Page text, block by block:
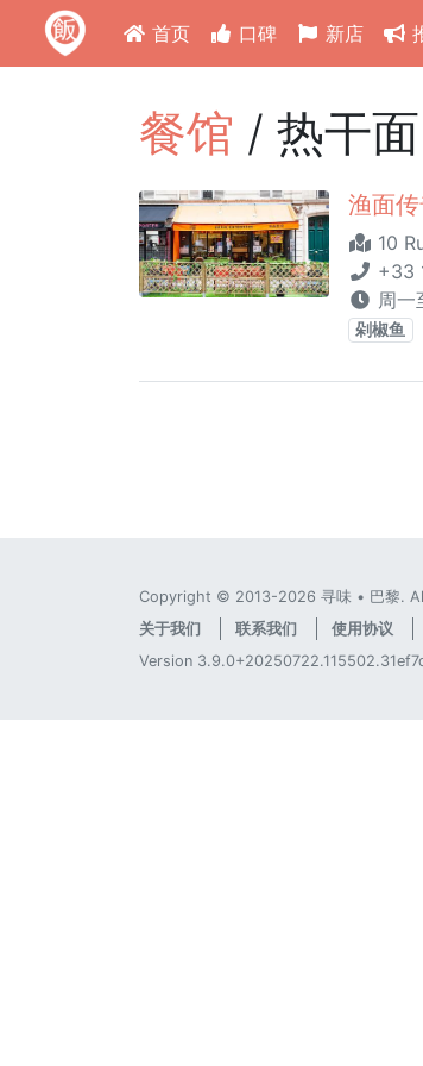
首页 口碑 新店
餐馆 / 热干
渔面
10
+33
周
剁椒鱼
Copyright © 2013-2026 寻味 • 巴黎.
关于我们
联系我们 使用协议
Version